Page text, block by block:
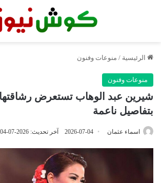
الرئيسية / منوعات وفنون
منوعات وفنون
شيرين عبد الوهاب تستعرض رشاقتها
بتفاصيل ناعمة
اسماء عثمان 2026-07-04 آخر تحديث: 2026-07-04